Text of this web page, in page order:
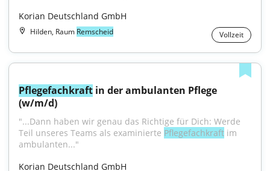
Korian Deutschland GmbH
Hilden, Raum Remscheid Vollzeit
Pflegefachkraft in der ambulanten Pflege
(w/m/d)
"...Dann haben wir genau das Richtige für Dich: Werde
Teil unseres Teams als examinierte Pflegefachkraft im
ambulanten..."
Korian Deutschland GmbH